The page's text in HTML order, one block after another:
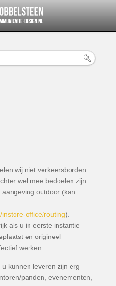
wij niet verkeersborden
wel mee bedoelen zijn
outdoor (kan
office/routing).
als u in eerste instantie
en origineel
werken.
kunnen leveren zijn erg
panden, evenementen,